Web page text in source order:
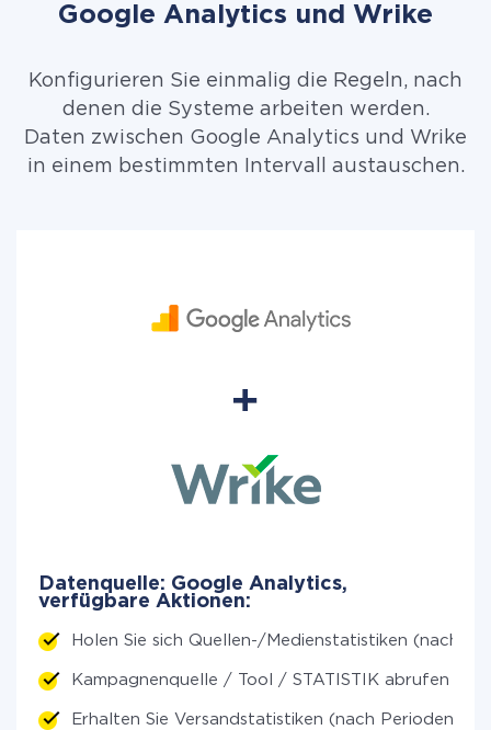
Google Analytics und Wrike
Konfigurieren Sie einmalig die Regeln, nach
denen die Systeme arbeiten werden.
Daten zwischen Google Analytics und Wrike
in einem bestimmten Intervall austauschen.
Datenquelle: Google Analytics,
verfügbare Aktionen:
Holen Sie sich Quellen-/Medienstatistiken (nach
Kampagnenquelle / Tool / STATISTIK abrufen
Erhalten Sie Versandstatistiken (nach Perioden)